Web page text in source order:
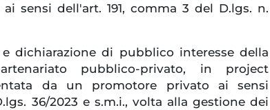
ai sensi dell'art. 191, comma 3 del D.lgs. n.
dichiarazione di pubblico interesse della
pubblico-privato, in project
da un promotore privato ai sensi
36/2023 e s.m.i., volta alla gestione dei